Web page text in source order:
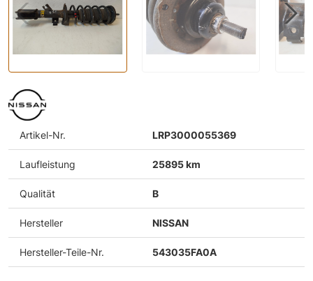
Artikel-Nr. LRP3000055369
Laufleistung 25895 km
Qualität B
Hersteller NISSAN
Hersteller-Teile-Nr. 543035FA0A